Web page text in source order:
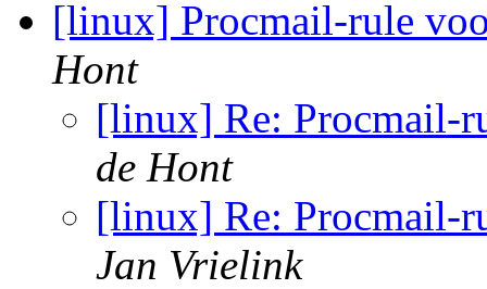
[linux] Procmail-rule
Hont
[linux] Re: Procmail-
de Hont
[linux] Re: Procmail-
Jan Vrielink